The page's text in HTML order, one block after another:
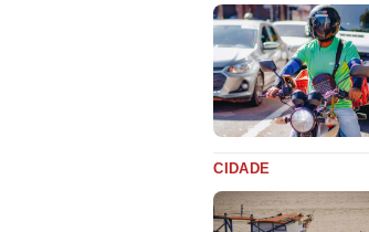
CIDADE